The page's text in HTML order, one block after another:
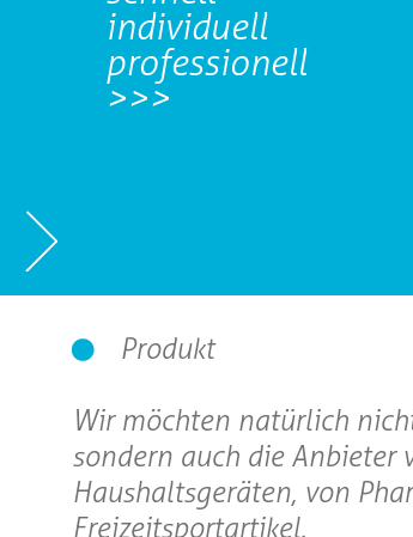
individuell
professionell
>>>
Produkt
Wir möchten natürlich
sondern auch die Anbieter
Haushaltsgeräten, von
Freizeitsportartikel.